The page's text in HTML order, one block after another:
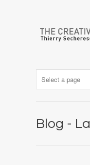
Blog -